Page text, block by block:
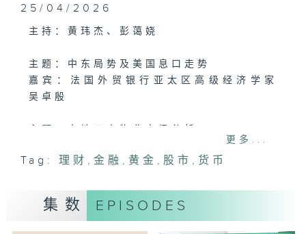
25/04/2026
主持：黄玮杰、彭蔼娆
主题：中东局势及美国息口走势
嘉宾：法国外贸银行亚太区高级经济学家
吴卓殷
嘉宾：高力香港研究部及零售顾问主管 李
婉茵
更多...
Tag: 理财 ,金融 , 黄金 ,股市 , 货币
集数 EPISODES